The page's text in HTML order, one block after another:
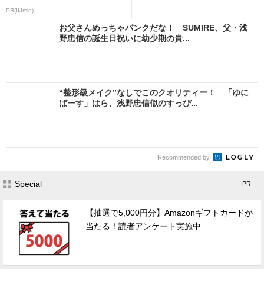
PR(IIJmio)
お父さんめっちゃパンクだな！ SUMIRE、父・浅
野忠信の誕生日祝いに幼少期の貴...
“整形級メイク”なしでこのクオリティー！ 「ゆに
ばーす」はら、浅野忠信似のすっぴ...
Recommended by
Special - PR -
【抽選で5,000円分】Amazonギフトカードが
当たる！読者アンケート実施中